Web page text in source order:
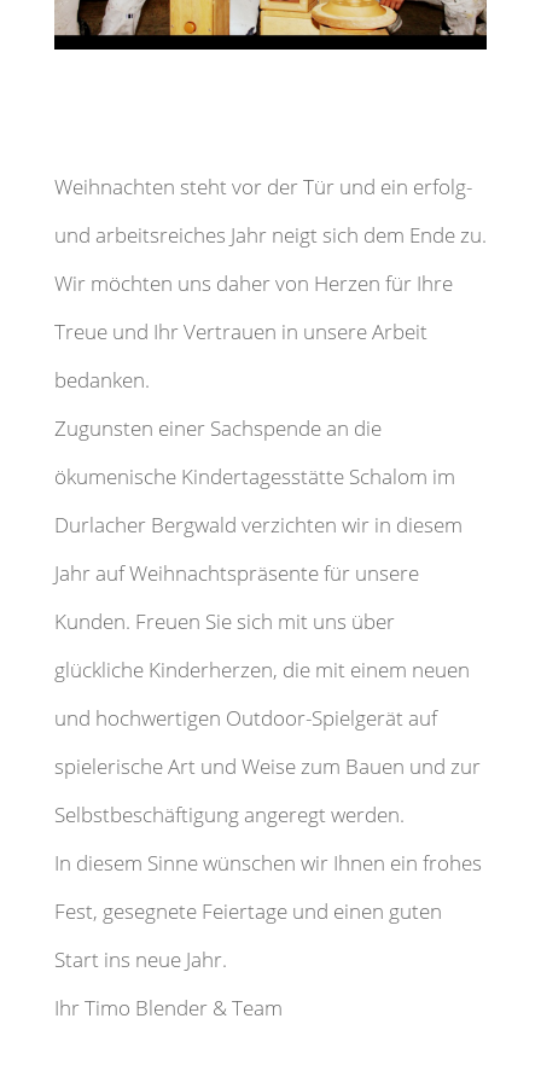
Weihnachten steht vor der Tür und ein erfolg-
und arbeitsreiches Jahr neigt sich dem Ende zu.
Wir möchten uns daher von Herzen für Ihre
Treue und Ihr Vertrauen in unsere Arbeit
bedanken.
Zugunsten einer Sachspende an die
ökumenische Kindertagesstätte Schalom im
Durlacher Bergwald verzichten wir in diesem
Jahr auf Weihnachtspräsente für unsere
Kunden. Freuen Sie sich mit uns über
glückliche Kinderherzen, die mit einem neuen
und hochwertigen Outdoor-Spielgerät auf
spielerische Art und Weise zum Bauen und zur
Selbstbeschäftigung angeregt werden.
In diesem Sinne wünschen wir Ihnen ein frohes
Fest, gesegnete Feiertage und einen guten
Start ins neue Jahr.
Ihr Timo Blender & Team